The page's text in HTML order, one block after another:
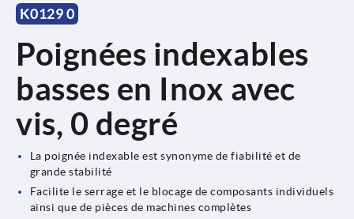
K0129 0
Poignées indexables
basses en Inox avec
vis, 0 degré
La poignée indexable est synonyme de fiabilité et de
grande stabilité
Facilite le serrage et le blocage de composants individuels
ainsi que de pièces de machines complètes